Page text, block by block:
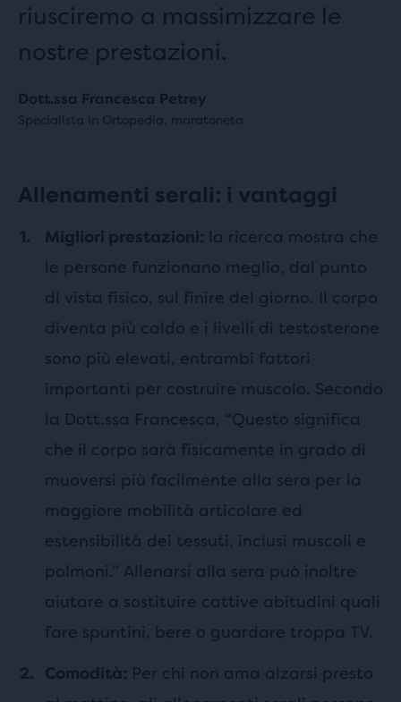
riusciremo a massimizzare le
nostre prestazioni.
Dott.ssa Francesca Petrey
Specialista in Ortopedia, maratoneta
Allenamenti serali: i vantaggi
Migliori prestazioni: la ricerca mostra che
le persone funzionano meglio, dal punto
di vista fisico, sul finire del giorno. Il corpo
diventa più caldo e i livelli di testosterone
sono più elevati, entrambi fattori
importanti per costruire muscolo. Secondo
la Dott.ssa Francesca, “Questo significa
che il corpo sarà fisicamente in grado di
muoversi più facilmente alla sera per la
maggiore mobilità articolare ed
estensibilità dei tessuti, inclusi muscoli e
polmoni.” Allenarsi alla sera può inoltre
aiutare a sostituire cattive abitudini quali
fare spuntini, bere o guardare troppa TV.
Comodità: Per chi non ama alzarsi presto